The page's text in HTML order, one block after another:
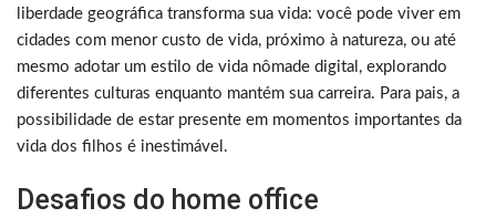
liberdade geográfica transforma sua vida: você pode viver em
cidades com menor custo de vida, próximo à natureza, ou até
mesmo adotar um estilo de vida nômade digital, explorando
diferentes culturas enquanto mantém sua carreira. Para pais, a
possibilidade de estar presente em momentos importantes da
vida dos filhos é inestimável.
Desafios do home office